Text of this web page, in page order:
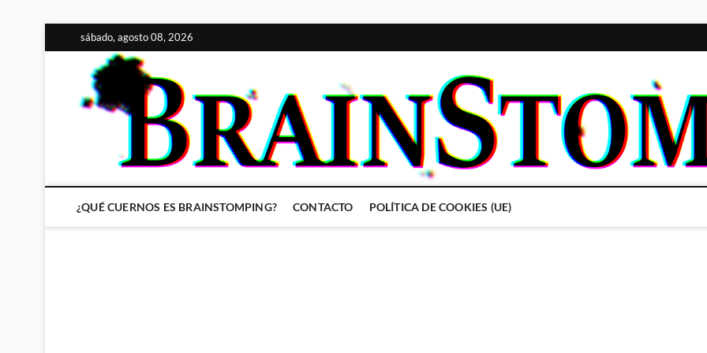
al
contenido
sábado, agosto 08, 2026
¿QUÉ CUERNOS ES BRAINSTOMPING? CONTACTO POLÍTICA DE COOKIES (UE)